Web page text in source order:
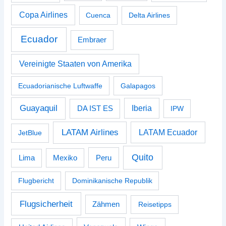
Copa Airlines Cuenca Delta Airlines
Ecuador Embraer
Vereinigte Staaten von Amerika
Ecuadorianische Luftwaffe Galapagos
Guayaquil DA IST ES Iberia IPW
JetBlue LATAM Airlines LATAM Ecuador
Lima Mexiko Peru Quito
Flugbericht Dominikanische Republik
Flugsicherheit Zähmen Reisetipps